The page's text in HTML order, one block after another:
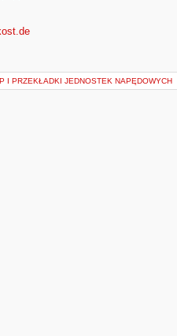
I PRZEKŁADKI JEDNOSTEK NAPĘDOWYCH